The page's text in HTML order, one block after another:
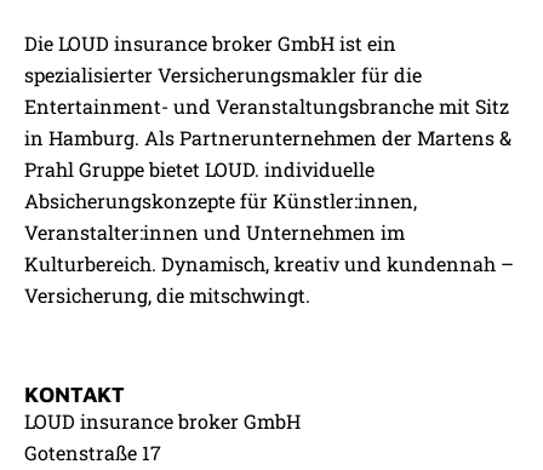
UNSER PARTNER
LOUD INSURANCE BROKER
GMBH
Direkt zur Partnerwebsite
Die LOUD insurance broker GmbH ist ein
spezialisierter Versicherungsmakler für die
Entertainment- und Veranstaltungsbranche mit Sitz
in Hamburg. Als Partnerunternehmen der Martens &
Prahl Gruppe bietet LOUD. individuelle
Absicherungskonzepte für Künstler:innen,
Veranstalter:innen und Unternehmen im
Kulturbereich. Dynamisch, kreativ und kundennah –
Versicherung, die mitschwingt.
KONTAKT
LOUD insurance broker GmbH
Gotenstraße 17